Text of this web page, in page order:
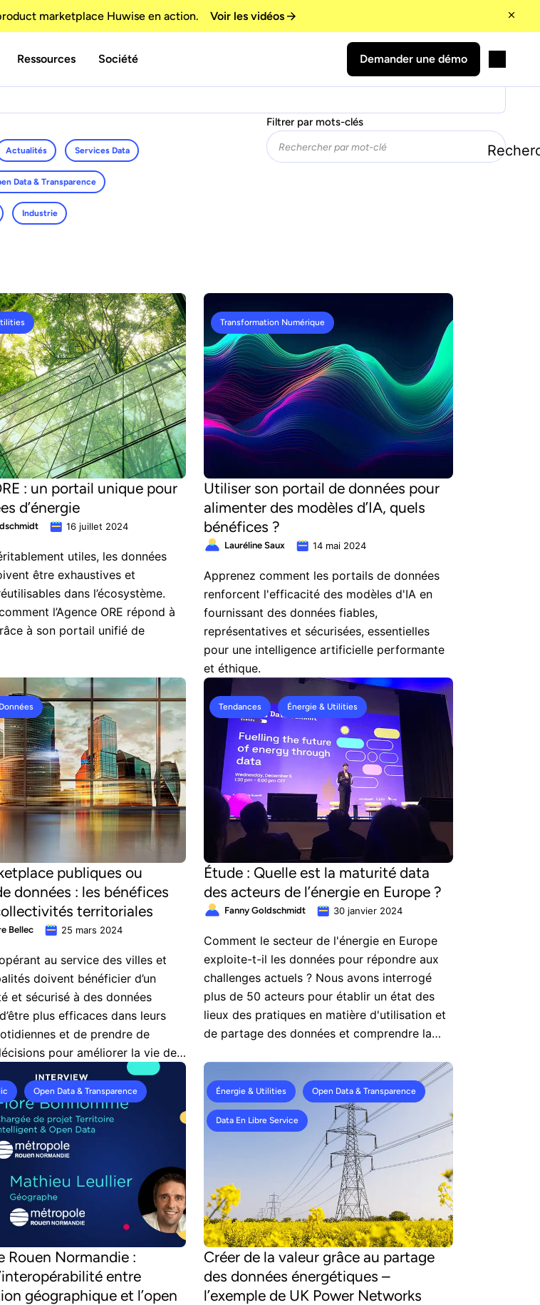
marketplace Huwise en action. Voir les vidéos
Ressources Société Demander une démo
business, à grande échelle ? Pour le savoir, nous avons interrogé Samia
dans le cadre du Data Voices Manifesto 2026.
Actualités Services Data
Data & Transparence
Industrie
Filtrer par mots-clés
: un portail unique pour
d’énergie
16 juillet 2024
utiles, les données
être exhaustives et
dans l’écosystème.
l’Agence ORE répond à
à son portail unifié de
Transformation Numérique
Utiliser son portail de données pour
alimenter des modèles d’IA, quels
bénéfices ?
Lauréline Saux 14 mai 2024
Apprenez comment les portails de données
renforcent l'efficacité des modèles d'IA en
fournissant des données fiables,
représentatives et sécurisées, essentielles
pour une intelligence artificielle performante
et éthique.
publiques ou
données : les bénéfices
territoriales
Bellec 25 mars 2024
au service des villes et
doivent bénéficier d’un
et sécurisé à des données
plus efficaces dans leurs
et de prendre de
pour améliorer la vie des
de nouveaux services
comment les data
publiques ou espaces de
bénéfices pour les collectivités
espaces de données
objectifs.
Tendances Énergie & Utilities
Étude : Quelle est la maturité data
des acteurs de l’énergie en Europe ?
Fanny Goldschmidt 30 janvier 2024
Comment le secteur de l'énergie en Europe
exploite-t-il les données pour répondre aux
challenges actuels ? Nous avons interrogé
plus de 50 acteurs pour établir un état des
lieux des pratiques en matière d'utilisation et
de partage des données et comprendre la
transformation.
Open Data & Transparence
Rouen Normandie :
entre
géographique et l’open
Énergie & Utilities Open Data & Transparence
Data En Libre Service
Créer de la valeur grâce au partage
des données énergétiques –
l’exemple de UK Power Networks